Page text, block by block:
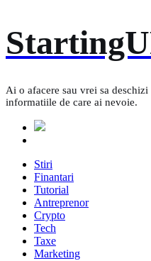
to
content
Ai o afacere sau vrei sa deschizi
informatiile de care ai nevoie.
Stiri
Finantari
Tutorial
Antreprenor
Crypto
Tech
Taxe
Marketing